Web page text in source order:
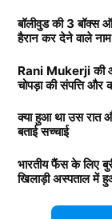
बॉलीवुड की 3 बॉक्स
हैरान कर देने वाले नाम
Rani Mukerji की
चोपड़ा की संपत्ति
क्या हुआ था उस रात
बताई सच्चाई
भारतीय फैंस के लिए
खिलाड़ी अस्पताल में